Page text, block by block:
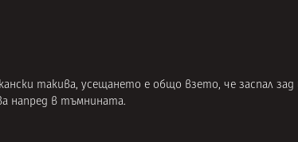
такива, усещането е общо взето, че заспал
напред в тъмнината.